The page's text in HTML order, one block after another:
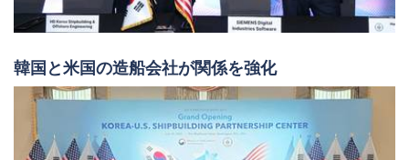
韓国と米国の造船会社が関係を強化